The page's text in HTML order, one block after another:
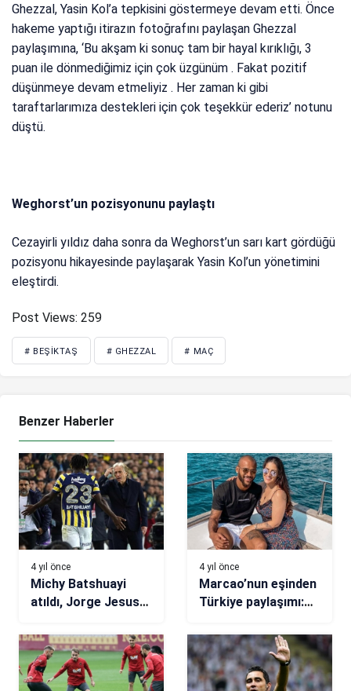
Ghezzal, Yasin Kol’a tepkisini göstermeye devam etti. Önce
hakeme yaptığı itirazın fotoğrafını paylaşan Ghezzal
paylaşımına, ‘Bu akşam ki sonuç tam bir hayal kırıklığı, 3
puan ile dönmediğimiz için çok üzgünüm . Fakat pozitif
düşünmeye devam etmeliyiz . Her zaman ki gibi
taraftarlarımıza destekleri için çok teşekkür ederiz’ notunu
düştü.
Weghorst’un pozisyonunu paylaştı
Cezayirli yıldız daha sonra da Weghorst’un sarı kart gördüğü
pozisyonu hikayesinde paylaşarak Yasin Kol’un yönetimini
eleştirdi.
Post Views: 259
# BEŞIKTAŞ # GHEZZAL # MAÇ
Benzer Haberler
4 yıl önce
Michy Batshuayi
atıldı, Jorge Jesus
kare…
4 yıl önce
Marcao’nun eşinden
Türkiye paylaşımı: